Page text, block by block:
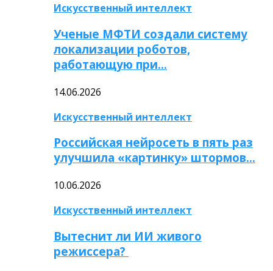
Искусственный интеллект
Ученые МФТИ создали систему
локализации роботов,
работающую при…
14.06.2026
Искусственный интеллект
Российская нейросеть в пять раз
улучшила «картинку» штормов…
10.06.2026
Искусственный интеллект
Вытеснит ли ИИ живого
режиссера?